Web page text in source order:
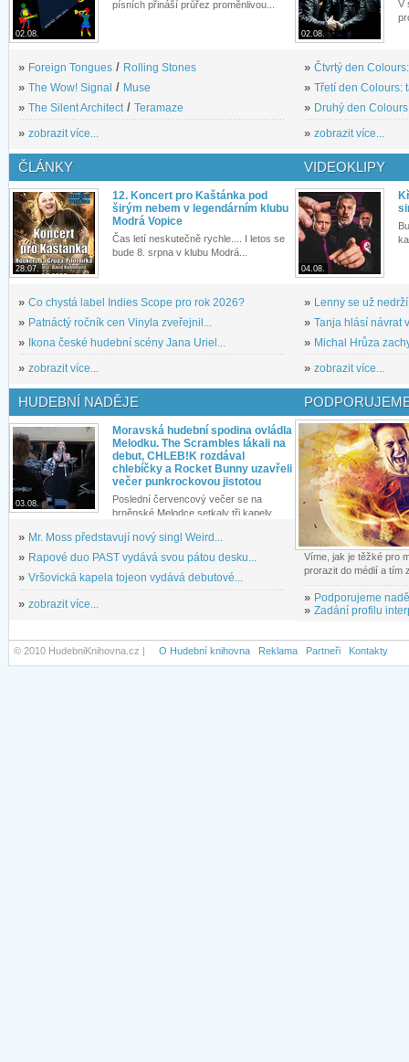
02.08.
písních přináší průřez proměnlivou...
» Foreign Tongues / Rolling Stones
» The Wow! Signal / Muse
» The Silent Architect / Teramaze
» zobrazit více...
02.08.
V
» Čtvrtý den
» Třetí den Colours:
» Druhý den
» zobrazit více...
ČLÁNKY
28.07.
12. Koncert pro Kaštánka pod
širým nebem v legendárním klubu
Modrá Vopice
Čas letí neskutečně rychle.... I letos se
bude 8. srpna v klubu Modrá...
» Co chystá label Indies Scope pro rok 2026?
» Patnáctý ročník cen Vinyla zveřejnil...
»
Ikona české hudební scény Jana Uriel...
» zobrazit více...
VIDEOKLIPY
04.08.
» Lenny se už
» Tanja hlásí návrat
» Michal Hrůza
» zobrazit více...
HUDEBNÍ NADĚJE
03.08.
Moravská hudební spodina ovládla
Melodku. The Scrambles lákali na
debut, CHLEB!K rozdával
chlebíčky a Rocket Bunny uzavřeli
večer punkrockovou jistotou
Poslední červencový večer se na
brněnské Melodce setkaly tři kapely...
» Mr. Moss představují nový singl Weird...
» Rapové duo PAST vydává svou pátou desku...
» Vršovická kapela tojeon vydává debutové...
» zobrazit více...
Víme, jak je těžké pro
prorazit do médií a tím
» Podporujeme
» Zadání profilu
© 2010 HudebniKnihovna.cz | O Hudební knihovna Reklama Partneři Kontakty